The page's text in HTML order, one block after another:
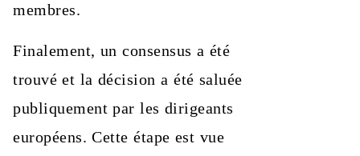
membres.
Finalement, un consensus a été
trouvé et la décision a été saluée
publiquement par les dirigeants
européens. Cette étape est vue